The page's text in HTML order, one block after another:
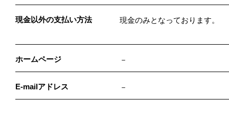
現金以外の支払い方法 現金のみとなっております。
ホームページ －
E-mailアドレス －